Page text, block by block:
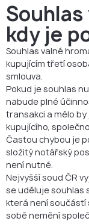
kdy je
Souhlas valné
kupujícím třetí
smlouva.
Pokud je souhlas
nabude plné
transakci a mělo
kupujícího,
Častou chybou je
složitý notářský
není nutné.
Nejvyšší soud ČR
se uděluje souhlas
která není součástí
sobě nemění